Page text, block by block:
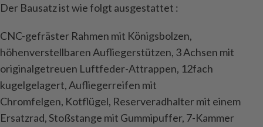
Der Bausatz ist wie folgt ausgestattet :
CNC-gefräster Rahmen mit Königsbolzen,
höhenverstellbaren Aufliegerstützen, 3 Achsen mit
originalgetreuen Luftfeder-Attrappen, 12fach
kugelgelagert, Aufliegerreifen mit
Chromfelgen, Kotflügel, Reserveradhalter mit einem
Ersatzrad, Stoßstange mit Gummipuffer, 7-Kammer